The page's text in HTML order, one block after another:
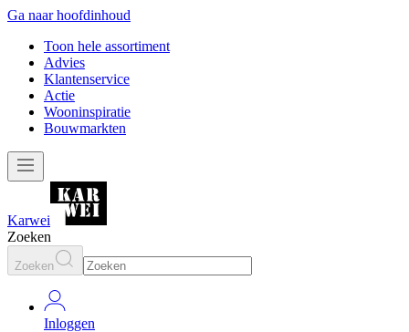
Ga naar hoofdinhoud
Toon hele assortiment
Advies
Klantenservice
Actie
Wooninspiratie
Bouwmarkten
Karwei
Zoeken
Zoeken
Inloggen